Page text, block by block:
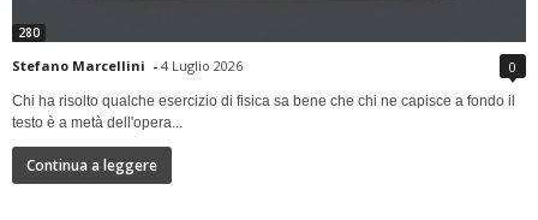
280
Stefano Marcellini - 4 Luglio 2026 0
Chi ha risolto qualche esercizio di fisica sa bene che chi ne capisce a fondo il
testo è a metà dell'opera...
Continua a leggere